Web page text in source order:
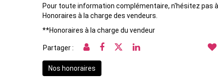
Pour toute information complémentaire, n'hésitez pas
Honoraires à la charge des vendeurs.
**Honoraires à la charge du vendeur
Partager :
Nos honoraires